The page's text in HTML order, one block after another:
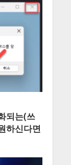
되는(쓰
하신다면